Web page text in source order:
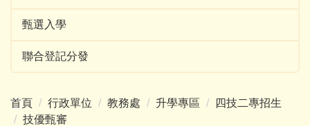
甄選入學
聯合登記分發
首頁 行政單位 教務處 升學專區
四技二專招生
技優甄審